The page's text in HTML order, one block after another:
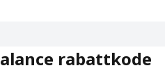
rabattkode